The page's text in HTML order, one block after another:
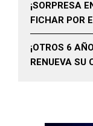
¡SORPRESA
FICHAR POR
¡OTROS 6
RENUEVA SU